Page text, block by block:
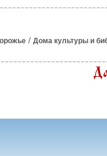
/ Дома культуры и